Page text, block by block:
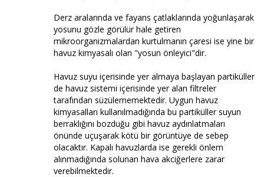
Derz aralarında ve fayans çatlaklarında yoğunlaşarak
yosunu gözle görülür hale getiren
mikroorganizmalardan kurtulmanın çaresi ise yine bir
havuz kimyasalı olan "yosun önleyici"dir.
Havuz suyu içerisinde yer almaya başlayan partiküller
de havuz sistemi içerisinde yer alan filtreler
tarafından süzülememektedir. Uygun havuz
kimyasalları kullanılmadığında bu partiküller suyun
berraklığını bozduğu gibi havuz aydınlatmaları
önünde uçuşarak kötü bir görüntüye de sebep
olacaktır. Kapalı havuzlarda ise gerekli önlem
alınmadığında solunan hava akciğerlere zarar
verebilmektedir.